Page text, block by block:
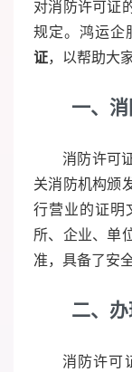
对消防许可证
规定。鸿运企
证，以帮助大
一、
消防许可
关消防机构颁
行营业的证明
所、企业、单
准，具备了安
二、
消防许可